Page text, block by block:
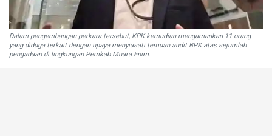
Dalam pengembangan perkara tersebut, KPK kemudian mengamankan 11 orang
yang diduga terkait dengan upaya menyiasati temuan audit BPK atas sejumlah
pengadaan di lingkungan Pemkab Muara Enim.